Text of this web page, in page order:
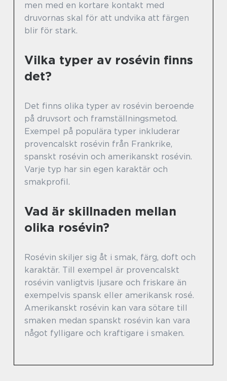
men med en kortare kontakt med
druvornas skal för att undvika att färgen
blir för stark.
Vilka typer av rosévin finns
det?
Det finns olika typer av rosévin beroende
på druvsort och framställningsmetod.
Exempel på populära typer inkluderar
provencalskt rosévin från Frankrike,
spanskt rosévin och amerikanskt rosévin.
Varje typ har sin egen karaktär och
smakprofil.
Vad är skillnaden mellan
olika rosévin?
Rosévin skiljer sig åt i smak, färg, doft och
karaktär. Till exempel är provencalskt
rosévin vanligtvis ljusare och friskare än
exempelvis spansk eller amerikansk rosé.
Amerikanskt rosévin kan vara sötare till
smaken medan spanskt rosévin kan vara
något fylligare och kraftigare i smaken.